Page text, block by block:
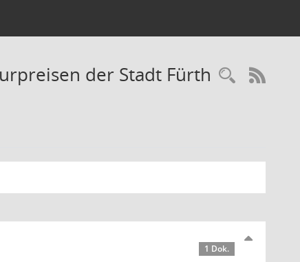
der Stadt Fürth
1 Dok.